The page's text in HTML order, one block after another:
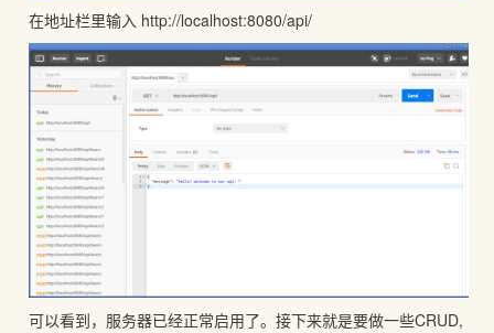
在地址栏里输入 http://localhost:8080/api/
可以看到，服务器已经正常启用了。接下来就是要做一些CRUD,